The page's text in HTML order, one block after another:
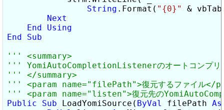
String .Format( "{0}"
&
Next
End
Using
End
Sub
Public Sub LoadYomiSource( ByVal filePath As